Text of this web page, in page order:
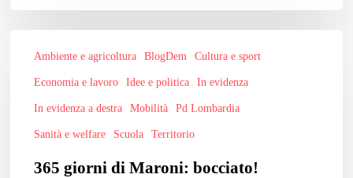
giorni
#maronidattiunamossa
Ambiente e agricoltura BlogDem Cultura e sport
Economia e lavoro Idee e politica In evidenza
In evidenza a destra Mobilità Pd Lombardia
Sanità e welfare Scuola Territorio
365 giorni di Maroni: bocciato!